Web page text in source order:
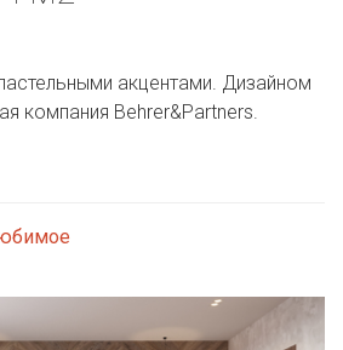
акцентами. Дизайном
компания Вehrer&Partners.